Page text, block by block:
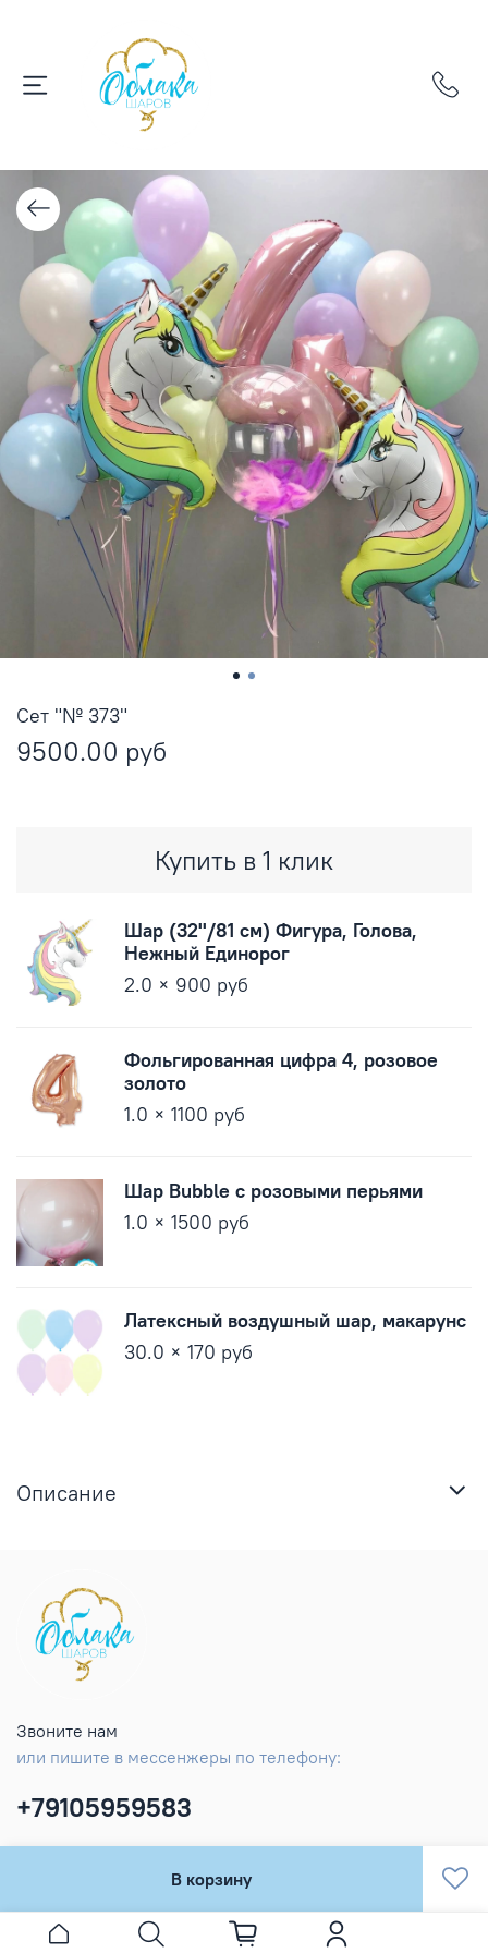
Сет "№ 373"
9500.00 руб
В корзину
Купить в 1 клик
Шар (32''/81 см) Фигура, Голова,
Нежный Единорог
2.0 × 900 руб
Фольгированная цифра 4, розовое
золото
1.0 × 1100 руб
Шар Bubble с розовыми перьями
1.0 × 1500 руб
Латексный воздушный шар, макарунс
30.0 × 170 руб
Описание
Звоните нам
или пишите в мессенжеры по телефону:
+79105959583